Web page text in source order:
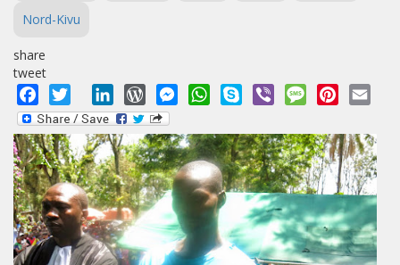
Nord-Kivu
share
tweet
Facebook
Twitter LinkedInWordPressMessengerWhatsApp
Skype Viber MessagePinterest